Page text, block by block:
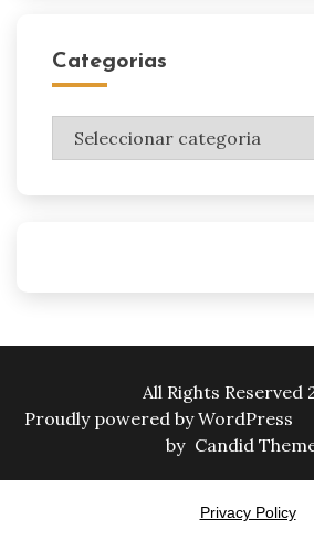
Categorias
Categorias
All Rights Reserved
Proudly powered by WordPress
by Candid
Privacy Policy